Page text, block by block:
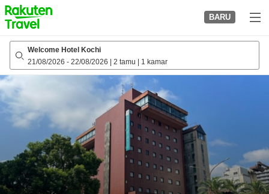
to
top
page
BARU
Welcome Hotel Kochi
21/08/2026 - 22/08/2026 2 tamu 1 kamar